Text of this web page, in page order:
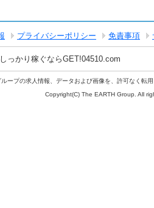
プライバシーポリシー 免責事項
っかり稼ぐならGET!04510.com
ループの求人情報、データおよび画像を、許可なく転
Copyright(C) The EARTH Group. All